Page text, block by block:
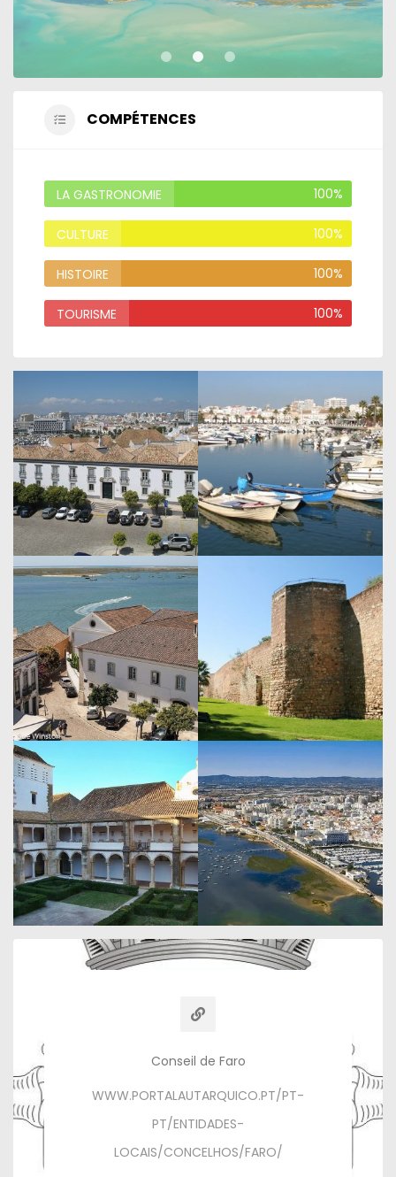
COMPÉTENCES
LA GASTRONOMIE 100%
CULTURE 100%
HISTOIRE 100%
TOURISME 100%
Conseil de Faro
WWW.PORTALAUTARQUICO.PT/PT-
PT/ENTIDADES-
LOCAIS/CONCELHOS/FARO/